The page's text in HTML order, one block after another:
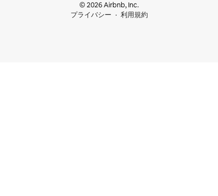
© 2026 Airbnb, Inc.
プライバシー
利用規約